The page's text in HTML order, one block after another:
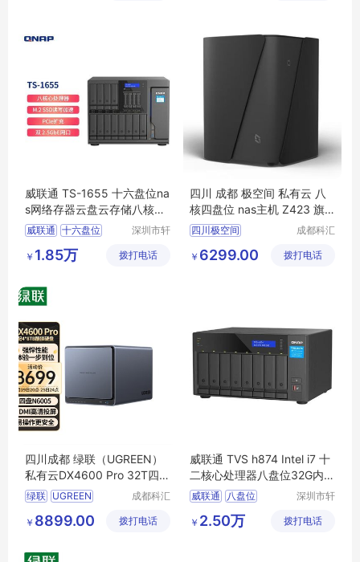
威联通 TS-1655 十六盘位na
s网络存器云盘云存储八核处
理器TS-1655 2023新品
威联通 十六盘位
私有云存储磁盘阵列
深圳市轩
有限公司
￥ 1.85万 拨打电话
四川 成都 极空间 私有云 八
核四盘位 nas主机 Z423 旗
舰版 网络存储服务器 多硬盘
配置可选 远程个人云 局域网
共享储存器 主机箱
四川极空间
八核四盘位
成都科汇
公司
￥ 6299.00 拨打电话
四川成都 绿联（UGREEN）
私有云DX4600 Pro 32T四盘
位Nas网络存储硬盘服务器相
册备份电脑文件同步 手机平
板扩容适用iPhone15
绿联 UGREEN
绿联15754 四盘NAS
成都科汇
公司
￥ 8899.00 拨打电话
威联通 TVS h874 Intel i7 十
二核心处理器八盘位32G内存
NAS桌面型文件网络智能云
存储服务器私有云
威联通
八盘位
私有云存储磁盘阵列
深圳市轩
有限公司
￥ 2.50万 拨打电话